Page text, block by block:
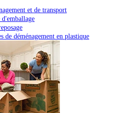
et de transport
d'emballage
de déménagement en plastique